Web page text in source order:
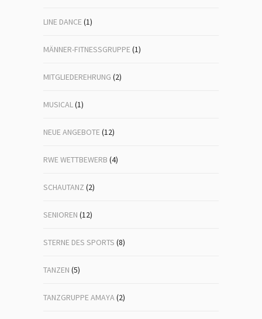
LINE DANCE(1)
MÄNNER-FITNESSGRUPPE(1)
MITGLIEDEREHRUNG (2)
MUSICAL(1)
NEUE ANGEBOTE(12)
RWE WETTBEWERB (4)
SCHAUTANZ (2)
SENIOREN (12)
STERNE DES SPORTS (8)
TANZEN (5)
TANZGRUPPE AMAYA(2)